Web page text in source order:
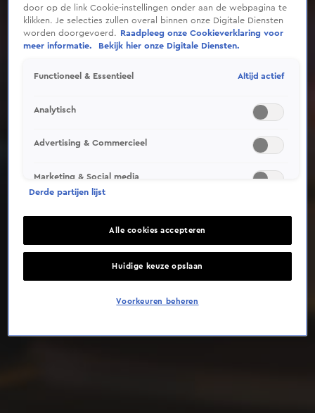
Deze video is niet beschikbaar op je huidige locatie
door op de link Cookie-instellingen onder aan de webpagina te
klikken. Je selecties zullen overal binnen onze Digitale Diensten
worden doorgevoerd.
Raadpleeg onze Cookieverklaring voor
meer informatie.
Bekijk hier onze Digitale Diensten.
Functioneel & Essentieel Altijd actief
Analytisch
Advertising & Commercieel
Marketing & Social media
Derde partijen lijst
Alle cookies accepteren
Huidige keuze opslaan
Voorkeuren beheren